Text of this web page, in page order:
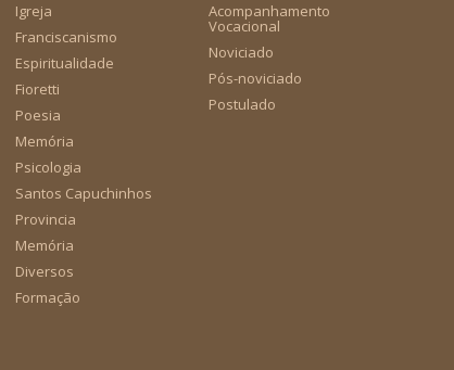
Igreja
Franciscanismo
Espiritualidade
Fioretti
Poesia
Memória
Psicologia
Santos Capuchinhos
Provincia
Memória
Diversos
Formação
Acompanhamento
Vocacional
Noviciado
Pós-noviciado
Postulado